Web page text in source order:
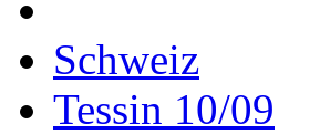
Schweiz
Tessin 10/09